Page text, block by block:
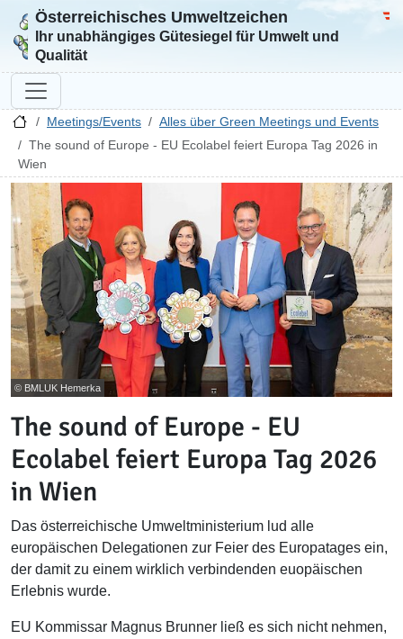
Zur Startseite
Österreichisches Umweltzeichen
Ihr unabhängiges Gütesiegel für Umwelt und
Qualität
Meetings/Events
Alles über Green Meetings und Events
The sound of Europe - EU Ecolabel feiert Europa Tag 2026 in
Wien
© BMLUK Hemerka
The sound of Europe - EU
Ecolabel feiert Europa Tag 2026
in Wien
Das österreichische Umweltministerium lud alle
europäischen Delegationen zur Feier des Europatages ein,
der damit zu einem wirklich verbindenden euopäischen
Erlebnis wurde.
EU Kommissar Magnus Brunner ließ es sich nicht nehmen,